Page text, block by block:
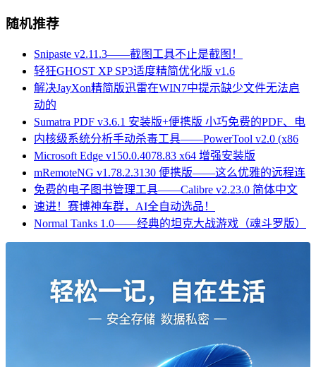
随机推荐
Snipaste v2.11.3——截图工具不止是截图！
轻狂GHOST XP SP3适度精简优化版 v1.6
解决JayXon精简版迅雷在WIN7中提示缺少文件无法启
动的
Sumatra PDF v3.6.1 安装版+便携版 小巧免费的PDF、电
内核级系统分析手动杀毒工具——PowerTool v2.0 (x86
Microsoft Edge v150.0.4078.83 x64 增强安装版
mRemoteNG v1.78.2.3130 便携版——这么优雅的远程连
免费的电子图书管理工具——Calibre v2.23.0 简体中文
速进！赛博神车群，AI全自动选品！
Normal Tanks 1.0——经典的坦克大战游戏（魂斗罗版）